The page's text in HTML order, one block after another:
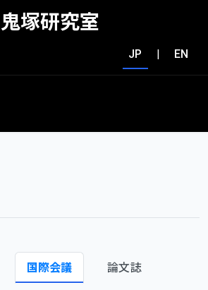
鬼塚研究室
JP | EN
国際会議 論文誌